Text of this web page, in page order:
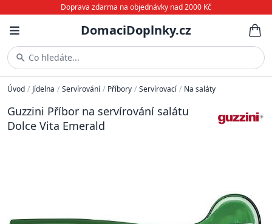
Doprava zdarma na objednávky nad 2000 Kč
DomaciDoplnky.cz
Co hledáte...
Úvod / Jídelna / Servírování / Příbory / Servírovací / Na saláty
Guzzini Příbor na servírování salátu
Dolce Vita Emerald